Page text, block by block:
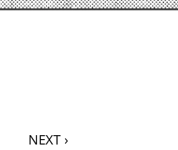
NEXT ›